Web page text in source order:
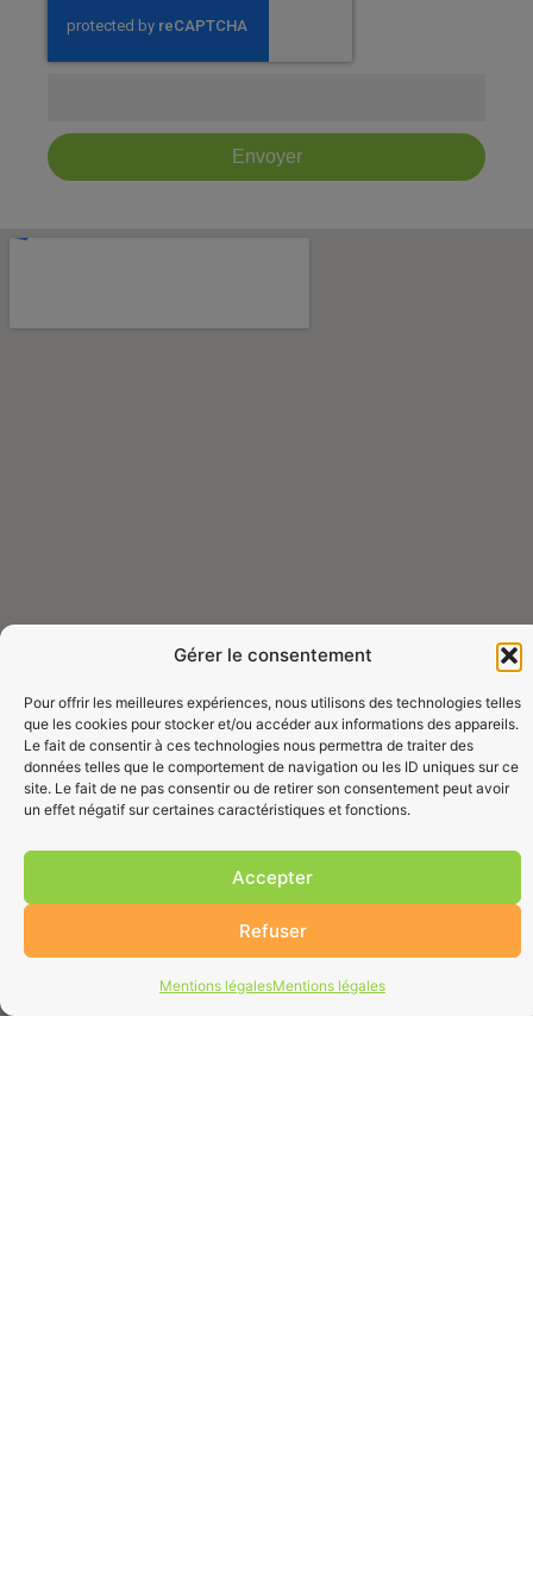
Gérer le consentement
Pour offrir les meilleures expériences, nous utilisons des technologies telles
que les cookies pour stocker et/ou accéder aux informations des appareils.
Le fait de consentir à ces technologies nous permettra de traiter des
données telles que le comportement de navigation ou les ID uniques sur ce
site. Le fait de ne pas consentir ou de retirer son consentement peut avoir
un effet négatif sur certaines caractéristiques et fonctions.
Accepter
Refuser
Mentions légalesMentions légales
Envoyer